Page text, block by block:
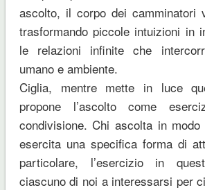
ascolto, il corpo dei camminatori
trasformando piccole intuizioni in
le relazioni infinite che
umano e ambiente.
Ciglia, mentre mette in luce
propone l’ascolto come
condivisione. Chi ascolta in modo
esercita una specifica forma di
particolare, l’esercizio in
ciascuno di noi a interessarsi per